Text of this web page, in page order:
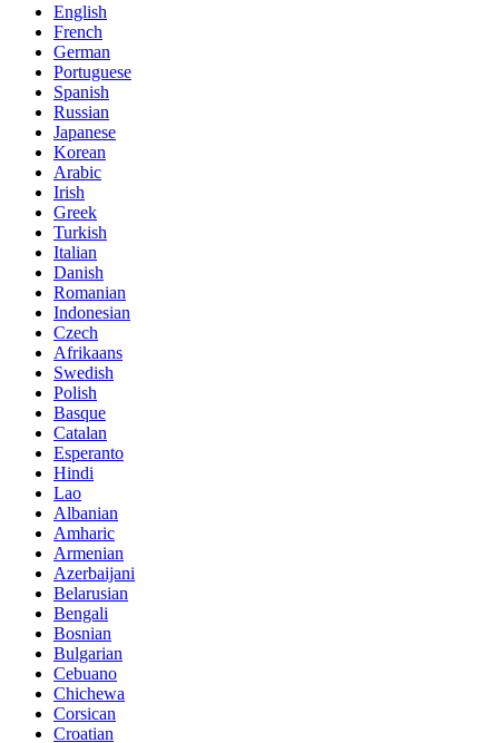
English
French
German
Portuguese
Spanish
Russian
Japanese
Korean
Arabic
Irish
Greek
Turkish
Italian
Danish
Romanian
Indonesian
Czech
Afrikaans
Swedish
Polish
Basque
Catalan
Esperanto
Hindi
Lao
Albanian
Amharic
Armenian
Azerbaijani
Belarusian
Bengali
Bosnian
Bulgarian
Cebuano
Chichewa
Corsican
Croatian